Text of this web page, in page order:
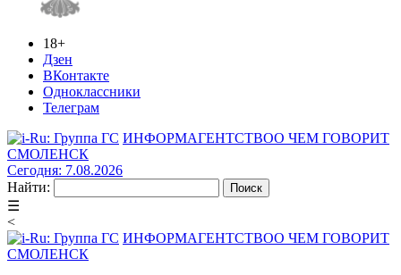
18+
Дзен
ВКонтакте
Одноклассники
Телеграм
ИНФОРМАГЕНТСТВОО ЧЕМ ГОВОРИТ
СМОЛЕНСК
Сегодня: 7.08.2026
Найти:
☰
<
ИНФОРМАГЕНТСТВОО ЧЕМ ГОВОРИТ
СМОЛЕНСК